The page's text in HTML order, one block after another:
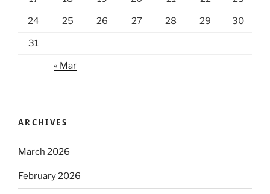
24 25 26 27 28 29 30
31
« Mar
ARCHIVES
March 2026
February 2026